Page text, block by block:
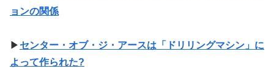
ョンの関係
▶ センター・オブ・ジ・アースは「ドリリングマシン」に
よって作られた?